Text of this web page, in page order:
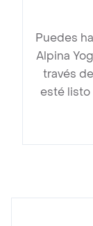
Puedes
Alpina
través
esté listo